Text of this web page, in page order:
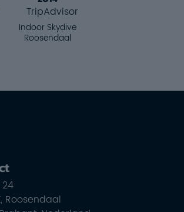
Indoor Skydive
Roosendaal
24
Roosendaal